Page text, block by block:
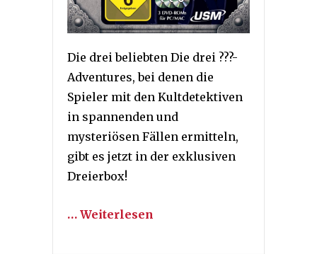
Die drei beliebten Die drei ???-
Adventures, bei denen die
Spieler mit den Kultdetektiven
in spannenden und
mysteriösen Fällen ermitteln,
gibt es jetzt in der exklusiven
Dreierbox!
… Weiterlesen